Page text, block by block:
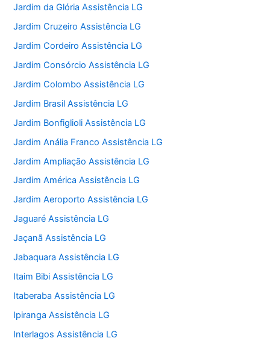
Jardim da Glória Assistência LG
Jardim Cruzeiro Assistência LG
Jardim Cordeiro Assistência LG
Jardim Consórcio Assistência LG
Jardim Colombo Assistência LG
Jardim Brasil Assistência LG
Jardim Bonfiglioli Assistência LG
Jardim Anália Franco Assistência LG
Jardim Ampliação Assistência LG
Jardim América Assistência LG
Jardim Aeroporto Assistência LG
Jaguaré Assistência LG
Jaçanã Assistência LG
Jabaquara Assistência LG
Itaim Bibi Assistência LG
Itaberaba Assistência LG
Ipiranga Assistência LG
Interlagos Assistência LG